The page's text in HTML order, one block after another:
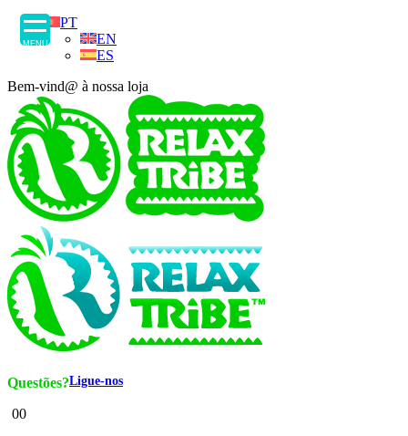
MENU
PT
EN
ES
Bem-vind@ à nossa loja
Questões?Ligue-nos
00